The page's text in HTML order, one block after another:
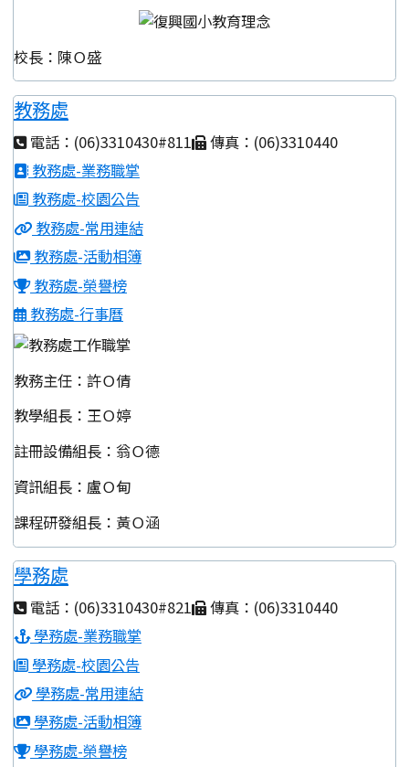
校長：陳Ｏ盛
教務處
電話：(06)3310430#811
傳真：(06)3310440
教務處-業務職掌
教務處-校園公告
教務處-常用連結
教務處-活動相簿
教務處-榮譽榜
教務處-行事曆
教務主任：許Ｏ倩
教學組長：王Ｏ婷
註冊設備組長：翁Ｏ德
資訊組長：盧Ｏ甸
課程研發組長：黃Ｏ涵
學務處
電話：(06)3310430#821
傳真：(06)3310440
學務處-業務職掌
學務處-校園公告
學務處-常用連結
學務處-活動相簿
學務處-榮譽榜